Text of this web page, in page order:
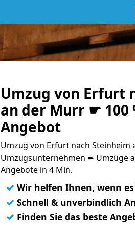
Umzug von Erfurt
an der Murr ☛ 100
Angebot
Umzug von Erfurt nach Steinheim
Umzugsunternehmen ➨ Umzüge
Angebote in 4 Min.
✓ Wir helfen Ihnen, wenn
✓ Schnell & unverbindlich
✓ Finden Sie das beste